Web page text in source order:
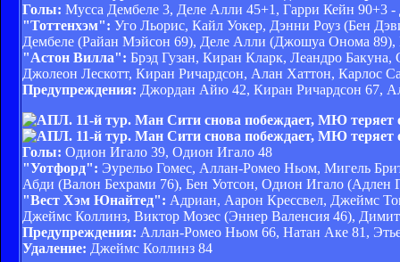
Голы: Мусса Дембеле 3, Деле Алли 45+1, Гарри Кейн 90+3
"Тоттенхэм": Уго Льорис, Кайл Уокер, Дэнни Роуз (Бен
Дембеле (Райан Мэйсон 69), Деле Алли (Джошуа Онома 89),
"Астон Вилла": Брэд Гузан, Киран Кларк, Леандро
Джолеон Лескотт, Киран Ричардсон, Алан Хаттон, Карлос
Предупреждения: Джордан Айю 42, Киран Ричардсон 67,
Голы: Одион Игало 39, Одион Игало 48
"Уотфорд": Эурельо Гомес, Аллан-Ромео Ньом, Мигель
Абди (Валон Бехрами 76), Бен Уотсон, Одион Игало (Адлен
"Вест Хэм Юнайтед": Адриан, Аарон Крессвел, Джеймс
Джеймс Коллинз, Виктор Мозес (Эннер Валенсия 46),
Предупреждения: Аллан-Ромео Ньом 66, Натан Аке 81,
Удаление: Джеймс Коллинз 84